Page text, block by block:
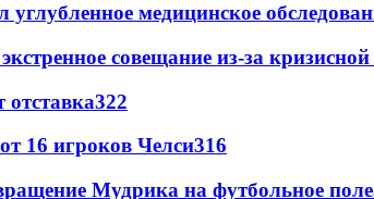
медицинское
совещание из-за кризисной
322
16 игроков Челси316
Мудрика на футбольное поле